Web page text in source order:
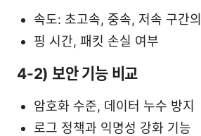
속도: 초고속, 중속, 저속 구간
핑 시간, 패킷 손실 여부
4-2) 보안 기능 비교
암호화 수준, 데이터 누수 방지
로그 정책과 익명성 강화 기능